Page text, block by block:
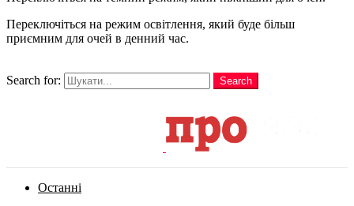
Переключіться на режим освітлення, який буде більш
приємним для очей в денний час.
Search for:
Search
Останні